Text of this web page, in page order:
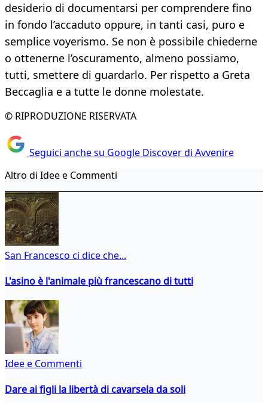
desiderio di documentarsi per comprendere fino
in fondo l’accaduto oppure, in tanti casi, puro e
semplice voyerismo. Se non è possibile chiederne
o ottenerne l’oscuramento, almeno possiamo,
tutti, smettere di guardarlo. Per rispetto a Greta
Beccaglia e a tutte le donne molestate.
© RIPRODUZIONE RISERVATA
Seguici anche su Google Discover di Avvenire
Altro di Idee e Commenti
San Francesco ci dice che...
L'asino è l'animale più francescano di tutti
Idee e Commenti
Dare ai figli la libertà di cavarsela da soli